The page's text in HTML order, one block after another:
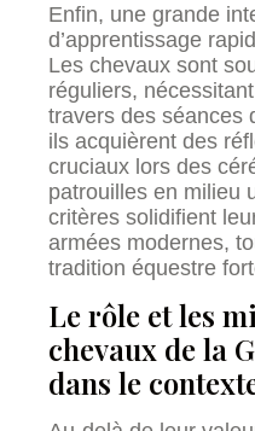
Enfin, une grande
d’apprentissage
Les chevaux sont
réguliers,
travers des séances
ils acquièrent des
cruciaux lors des
patrouilles en milieu
critères solidifient
armées modernes,
tradition équestre
Le rôle et les
chevaux de la
dans le